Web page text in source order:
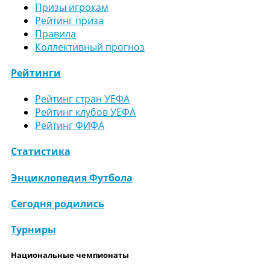
Призы игрокам
Рейтинг приза
Правила
Коллективный прогноз
Рейтинги
Рейтинг стран УЕФА
Рейтинг клубов УЕФА
Рейтинг ФИФА
Статистика
Энциклопедия Футбола
Сегодня родились
Турниры
Национальные чемпионаты